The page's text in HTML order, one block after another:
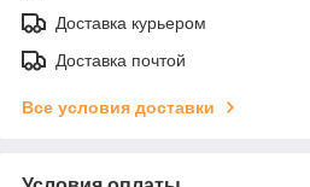
Доставка курьером
Доставка почтой
Все условия доставки